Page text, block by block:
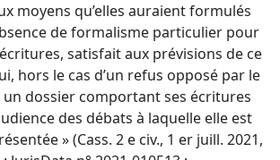
moyens qu’elles auraient formulés
de formalisme particulier pour
satisfait aux prévisions de ce
hors le cas d’un refus opposé par le
dossier comportant ses écritures
des débats à laquelle elle est
» (Cass. 2 e civ., 1 er juill. 2021,